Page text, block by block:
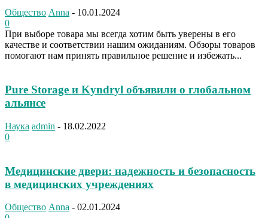
Общество Anna - 10.01.2024
0
При выборе товара мы всегда хотим быть уверены в его
качестве и соответствии нашим ожиданиям. Обзоры товаров
помогают нам принять правильное решение и избежать...
Pure Storage и Kyndryl объявили о глобальном
альянсе
Наука admin - 18.02.2022
0
Медицинские двери: надежность и безопасность
в медицинских учреждениях
Общество Anna - 02.01.2024